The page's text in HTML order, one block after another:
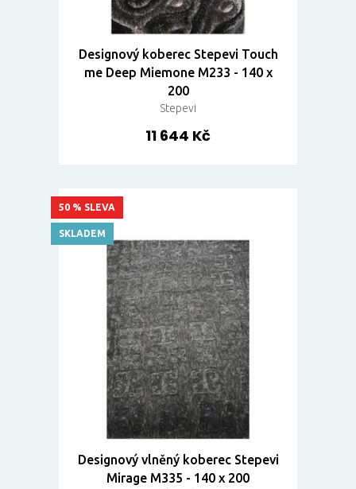
Designový koberec Stepevi Touch
me Deep Miemone M233 - 140 x
200
Stepevi
11 644 Kč
Designový vlněný koberec Stepevi
Mirage M335 - 140 x 200
50 % SLEVA
SKLADEM